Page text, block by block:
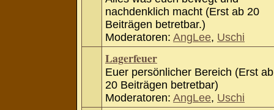
nachdenklich macht (Erst ab 20
Beiträgen betretbar.)
Moderatoren: AngLee, Uschi
Lagerfeuer
Euer persönlicher Bereich (Erst ab
20 Beiträgen betretbar)
Moderatoren: AngLee, Uschi